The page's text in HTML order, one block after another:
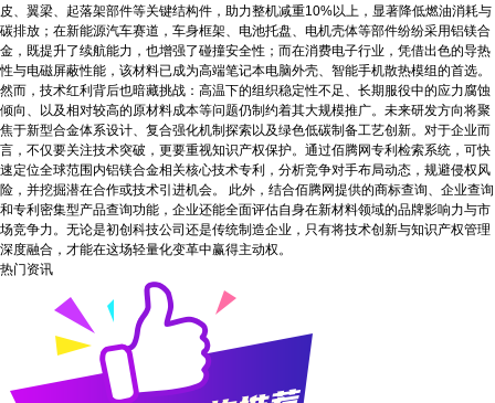
皮、翼梁、起落架部件等关键结构件，助力整机减重10%以上，显著降低燃油消耗与
碳排放；在新能源汽车赛道，车身框架、电池托盘、电机壳体等部件纷纷采用铝镁合
金，既提升了续航能力，也增强了碰撞安全性；而在消费电子行业，凭借出色的导热
性与电磁屏蔽性能，该材料已成为高端笔记本电脑外壳、智能手机散热模组的首选。
然而，技术红利背后也暗藏挑战：高温下的组织稳定性不足、长期服役中的应力腐蚀
倾向、以及相对较高的原材料成本等问题仍制约着其大规模推广。未来研发方向将聚
焦于新型合金体系设计、复合强化机制探索以及绿色低碳制备工艺创新。对于企业而
言，不仅要关注技术突破，更要重视知识产权保护。通过佰腾网专利检索系统，可快
速定位全球范围内铝镁合金相关核心技术专利，分析竞争对手布局动态，规避侵权风
险，并挖掘潜在合作或技术引进机会。 此外，结合佰腾网提供的商标查询、企业查询
和专利密集型产品查询功能，企业还能全面评估自身在新材料领域的品牌影响力与市
场竞争力。无论是初创科技公司还是传统制造企业，只有将技术创新与知识产权管理
深度融合，才能在这场轻量化变革中赢得主动权。
热门资讯